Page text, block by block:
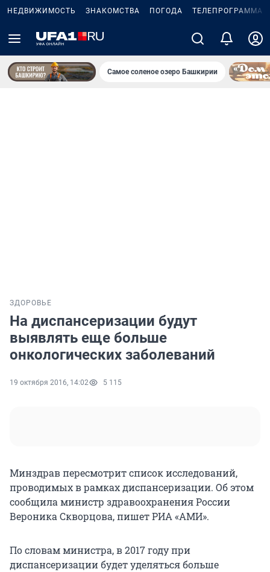
НЕДВИЖИМОСТЬ ЗНАКОМСТВА ПОГОДА ТЕЛЕПРОГРАММА
Самое соленое озеро Башкирии
ЗДОРОВЬЕ
На диспансеризации будут
выявлять еще больше
онкологических заболеваний
19 октября 2016, 14:02 5 115
Минздрав пересмотрит список исследований,
проводимых в рамках диспансеризации. Об этом
сообщила министр здравоохранения России
Вероника Скворцова, пишет РИА «АМИ».
По словам министра, в 2017 году при
диспансеризации будет уделяться больше